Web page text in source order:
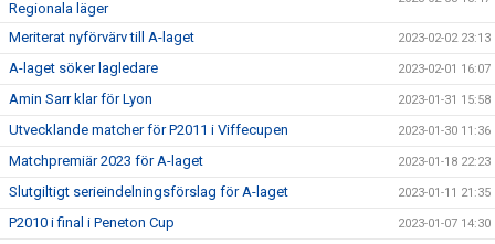
Regionala läger
Meriterat nyförvärv till A-laget 2023-02-02 23:13
A-laget söker lagledare 2023-02-01 16:07
Amin Sarr klar för Lyon 2023-01-31 15:58
Utvecklande matcher för P2011 i Viffecupen 2023-01-30 11:36
Matchpremiär 2023 för A-laget 2023-01-18 22:23
Slutgiltigt serieindelningsförslag för A-laget 2023-01-11 21:35
P2010 i final i Peneton Cup 2023-01-07 14:30